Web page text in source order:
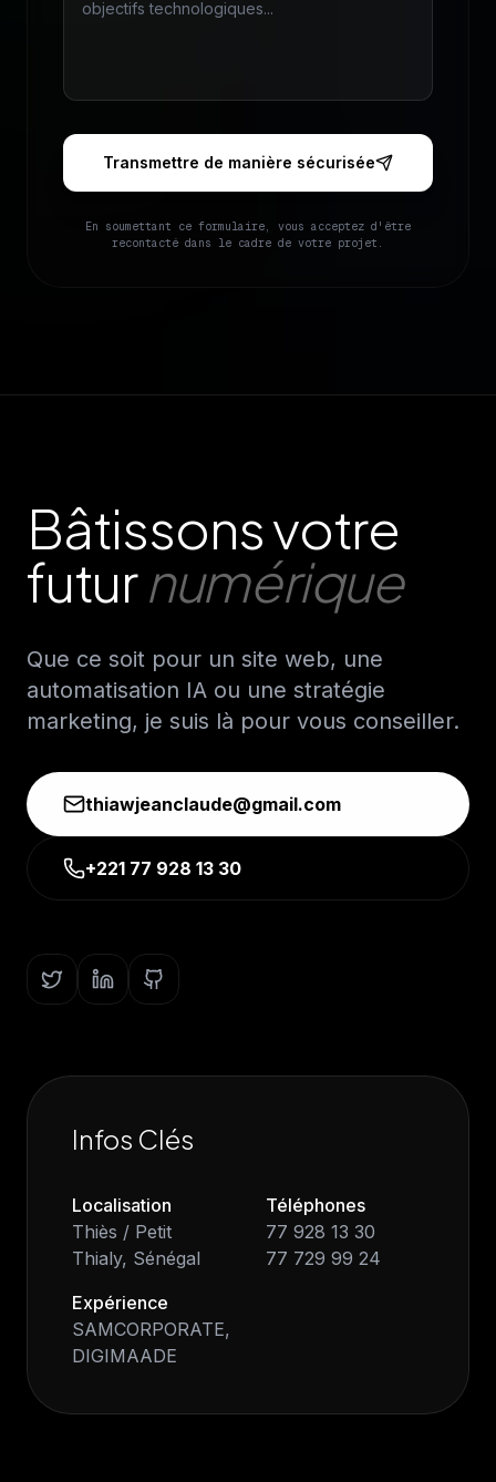
Transmettre de manière sécurisée
En soumettant ce formulaire, vous acceptez d'être
recontacté dans le cadre de votre projet.
Bâtissons votre
futurnumérique
Que ce soit pour un site web, une
automatisation IA ou une stratégie
marketing, je suis là pour vous conseiller.
thiawjeanclaude@gmail.com
+221 77 928 13 30
Infos Clés
Localisation
Thiès / Petit
Thialy, Sénégal
Expérience
SAMCORPORATE,
DIGIMAADE
Téléphones
77 928 13 30
77 729 99 24